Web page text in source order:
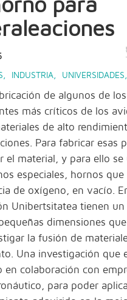
para
, INDUSTRIA, UNIVERSIDADES,
de algunos de los
más críticos de los
de alto
Para fabricar esas
el material, y para ello se
especiales, hornos que
de oxígeno, en vacío.
Unibertsitatea tienen
dimensiones
la fusión de
Una investigación que
en colaboración con
para poder